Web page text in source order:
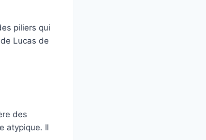
piliers qui
Lucas de
des
atypique. Il